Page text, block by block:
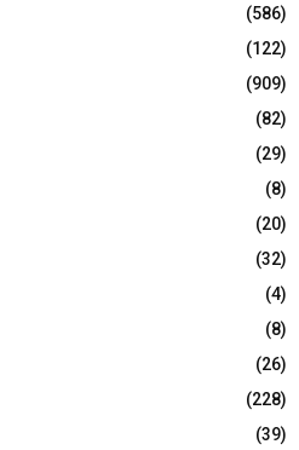
(586)
(122)
(909)
(82)
(29)
(8)
(20)
(32)
(4)
(8)
(26)
(228)
(39)